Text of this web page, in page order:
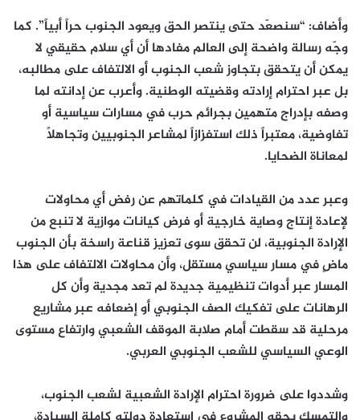
وأضاف: “سنصعّد حتى ينتصر الحق ويعود الجنوب حراً أبياً”. كما
وجّه رسالة واضحة إلى العالم مفادها أن أي سلام حقيقي لا
يمكن أن يتحقق بتجاوز شعب الجنوب أو الالتفاف على مطالبه،
بل عبر احترام إرادته وقضيته الوطنية. وأعرب عن إدانته لما
وصفه بإدراج متهمين بجرائم حرب في مسارات سياسية أو
تفاوضية، معتبراً ذلك استفزازاً لمشاعر الجنوبيين وتجاهلاً
لمعاناة الضحايا.
وعبر عدد من القيادات في كلماتهم عن رفض أي محاولات
لإعادة إنتاج وصاية خارجية أو فرض كيانات موازية لا تنبع من
الإرادة الجنوبية، لن تحقق سوى تعزيز قناعة راسخة بأن الجنوب
ماضٍ في مسار سياسي مستقل، وأن محاولات الالتفاف على هذا
المسار عبر أدوات تنظيمية جديدة لم تعد مجدية وأن كل
الرهانات على تفكيك الصف الجنوبي أو إضعافه عبر مشاريع
مرحلية قد سقطت أمام صلابة الموقف الشعبي وارتفاع مستوى
الوعي السياسي للشعب الجنوبي العربي.
وشددوا على ضرورة احترام الإرادة الشعبية لشعب الجنوب،